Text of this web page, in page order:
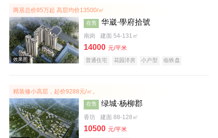
两居总价85万起 高层均价13500/㎡
在售 华崴·學府拾號
南岗 建面 54-131㎡
14000 元/平米
普通住宅 花园洋房 小户型 临铁盘
精装修小高层，起价9288元/㎡。
在售 绿城·杨柳郡
香坊 建面 88-128㎡
10500 元/平米